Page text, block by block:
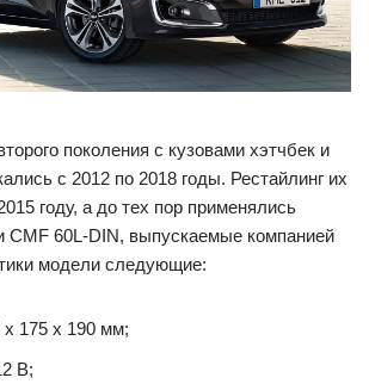
поколения с кузовами хэтчбек и
с 2012 по 2018 годы. Рестайлинг их
году, а до тех пор применялись
CMF 60L-DIN, выпускаемые компанией
модели следующие:
х 175 х 190 мм;
В;